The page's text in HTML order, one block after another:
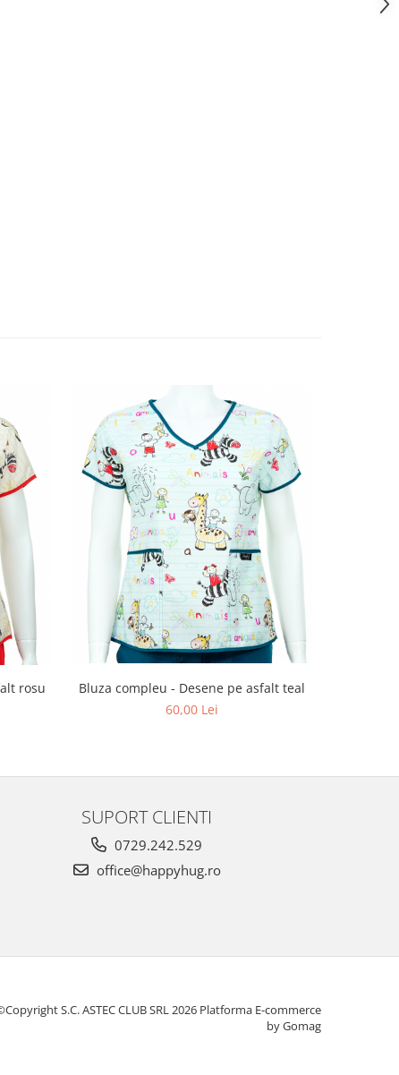
rosu
Bluza compleu - Desene pe asfalt teal
60,00 Lei
SUPORT CLIENTI
0729.242.529
office@happyhug.ro
S.C. ASTEC CLUB SRL 2026 Platforma E-commerce
by Gomag